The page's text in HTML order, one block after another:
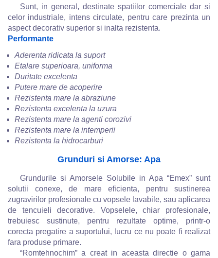
Sunt, in general, destinate spatiilor comerciale dar si
celor industriale, intens circulate, pentru care prezinta un
aspect decorativ superior si inalta rezistenta.
Performante
Aderenta ridicata la suport
Etalare superioara, uniforma
Duritate excelenta
Putere mare de acoperire
Rezistenta mare la abraziune
Rezistenta excelenta la uzura
Rezistenta mare la agenti corozivi
Rezistenta mare la intemperii
Rezistenta la hidrocarburi
Grunduri si Amorse: Apa
Grundurile si Amorsele Solubile in Apa “Emex” sunt
solutii conexe, de mare eficienta, pentru sustinerea
zugravirilor profesionale cu vopsele lavabile, sau aplicarea
de tencuieli decorative. Vopselele, chiar profesionale,
trebuiesc sustinute, pentru rezultate optime, printr-o
corecta pregatire a suportului, lucru ce nu poate fi realizat
fara produse primare.
“Romtehnochim” a creat in aceasta directie o gama